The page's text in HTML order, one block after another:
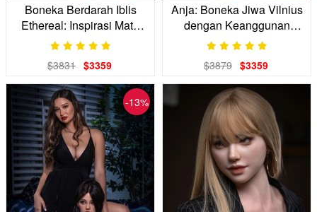
Boneka Berdarah Iblis
Ethereal: Inspirasi Mata
Abyssal Anda
$3831 $3359
Anja: Boneka Jiwa Vilnius
dengan Keanggunan
Eurasia
$3879 $3359
-13%